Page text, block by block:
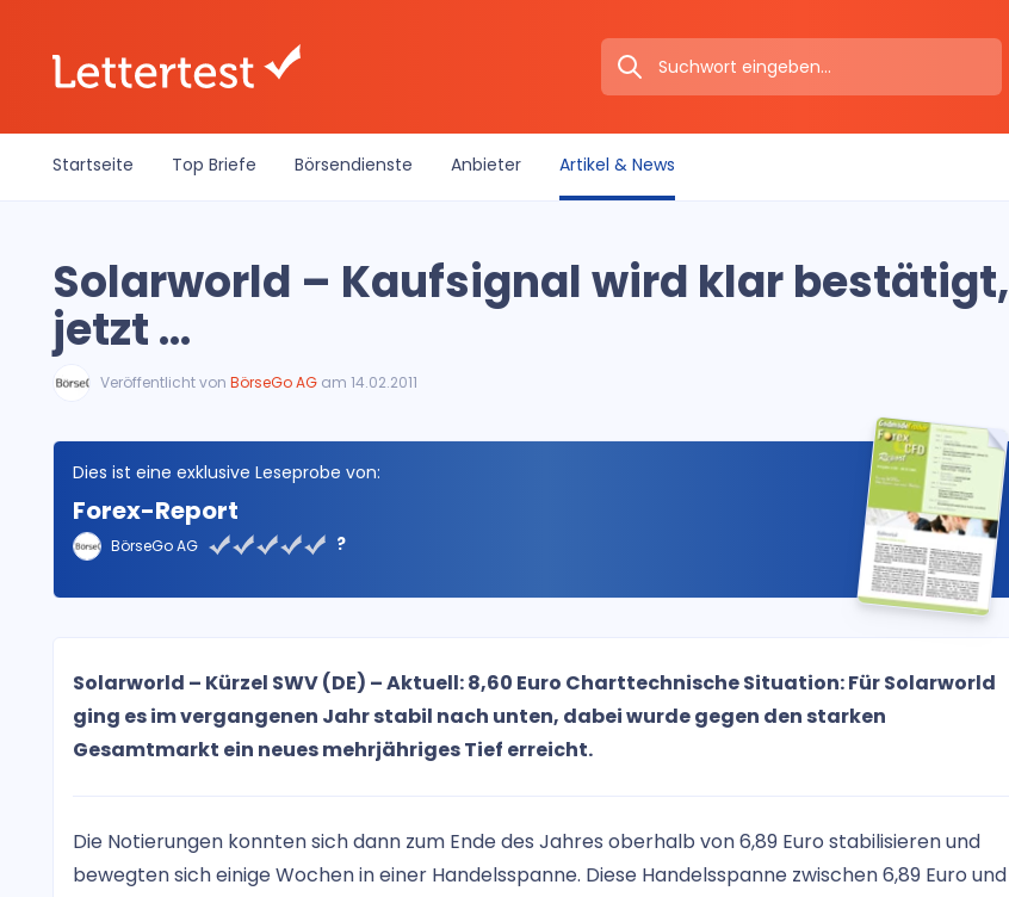
Startseite Top Briefe Börsendienste Anbieter Artikel & News
Solarworld – Kaufsignal wird klar bestätigt,
jetzt …
Veröffentlicht von BörseGo AG am 14.02.2011
Dies ist eine exklusive Leseprobe von:
Forex-Report
BörseGo AG ?
Solarworld – Kürzel SWV (DE) – Aktuell: 8,60 Euro Charttechnische Situation: Für Solarworld
ging es im vergangenen Jahr stabil nach unten, dabei wurde gegen den starken
Gesamtmarkt ein neues mehrjähriges Tief erreicht.
Die Notierungen konnten sich dann zum Ende des Jahres oberhalb von 6,89 Euro stabilisieren und
bewegten sich einige Wochen in einer Handelsspanne. Diese Handelsspanne zwischen 6,89 Euro und